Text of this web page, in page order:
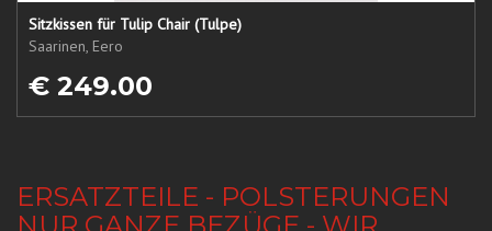
Sitzkissen für Tulip Chair (Tulpe)
Saarinen, Eero
€ 249.00
ERSATZTEILE - POLSTERUNGEN